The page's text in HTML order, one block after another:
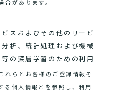
合があります。
スおよびその他のサービ
析、統計処理および機械
の深層学習のための利用
れらとお客様のご登録情報そ
る個人情報とを参照し、利用